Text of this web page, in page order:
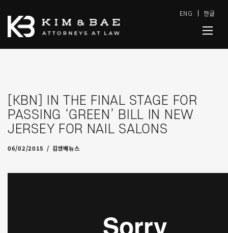
ENG 한글
[KBN] IN THE FINAL STAGE FOR
PASSING ‘GREEN’ BILL IN NEW
JERSEY FOR NAIL SALONS
06/02/2015
09/29/2016 김앤배뉴스
byadmin